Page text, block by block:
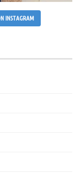
INSTAGRAM